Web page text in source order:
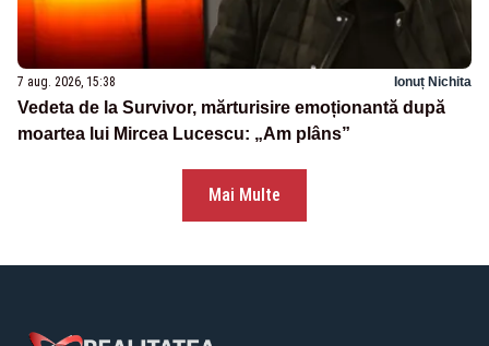
7 aug. 2026, 15:38 Ionuț Nichita
Vedeta de la Survivor, mărturisire emoționantă după
moartea lui Mircea Lucescu: „Am plâns”
Mai Multe